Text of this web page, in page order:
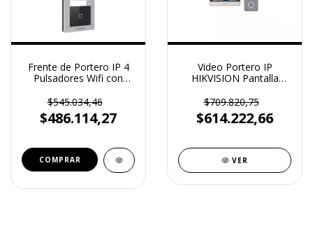
Frente de Portero IP 4
Pulsadores Wifi con
HIKVISION (DS-
KV8413WME)
$545.034,46
$486.114,27
Video Portero IP
HIKVISION Pantalla
$709.820,75
$614.222,66
VER